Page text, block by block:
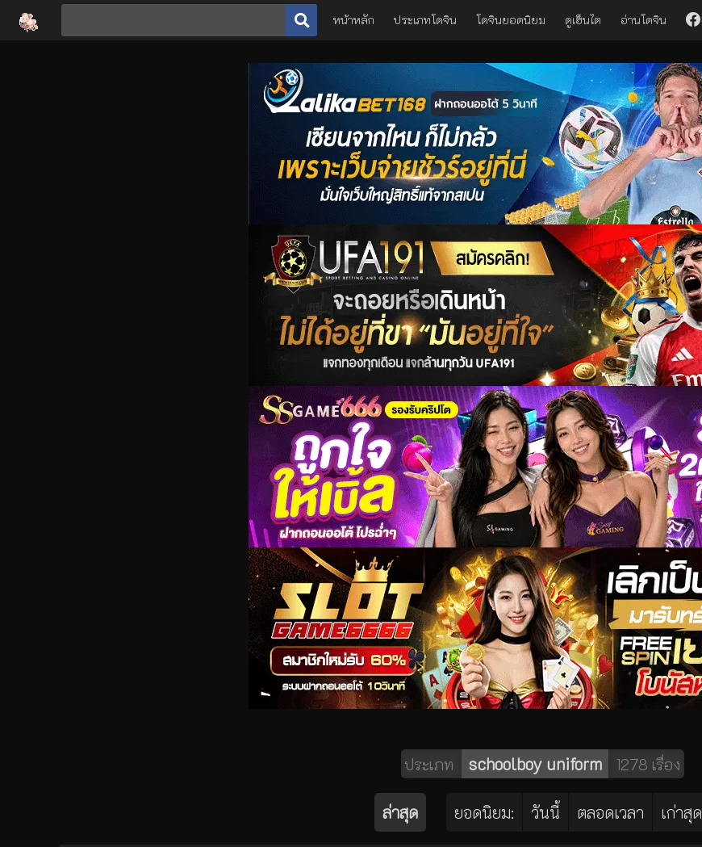
หน้าหลัก ประเภทโดจิน โดจินยอดนิยม ดูเฮ็นไต อ่านโดจิน
ประเภท schoolboy uniform 1278 เรื่อง
ล่าสุด ยอดนิยม: วันนี้ ตลอดเวลา เก่าสุด